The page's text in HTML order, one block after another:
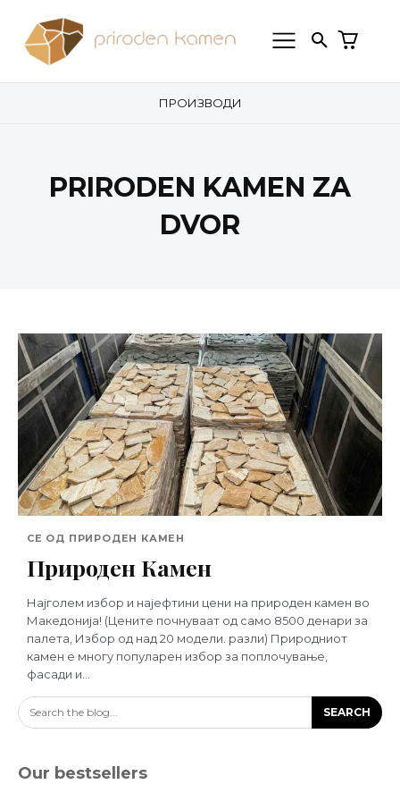
ПРОИЗВОДИ
PRIRODEN KAMEN ZA
DVOR
СЕ ОД ПРИРОДЕН КАМЕН
Природен Камен
Најголем избор и најефтини цени на природен камен во
Македонија! (Цените почнуваат од само 8500 денари за
палета, Избор од над 20 модели. разли) Природниот
камен е многу популарен избор за поплочување,
фасади и...
Search the blog... SEARCH
Our bestsellers